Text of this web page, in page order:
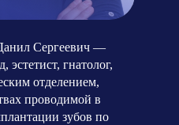
Сергеевич —
эстетист, гнатолог,
отделением,
проводимой в
зубов по